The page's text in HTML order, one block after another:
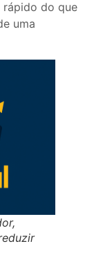
rápido do que
uma